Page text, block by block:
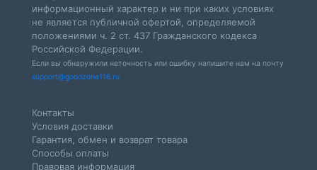
информационный характер и ни при каких условиях
не является публичной офертой, определяемой
положениями ч. 2 ст. 437 Гражданского кодекса
Российской Федерации.
Если вы обнаружили неточность или ошибку напишите нам на почту
support@goodzone116.ru
Контакты
Условия доставки
Гарантия, обмен и возврат товара
Способы оплаты
Правовая информация